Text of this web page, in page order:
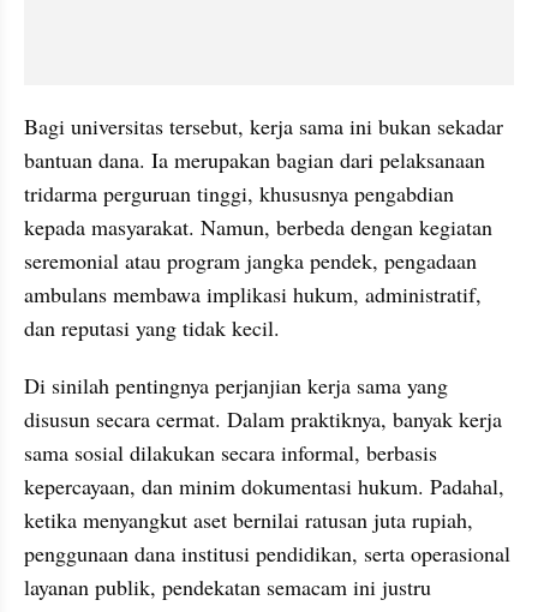
Bagi universitas tersebut, kerja sama ini bukan sekadar
bantuan dana. Ia merupakan bagian dari pelaksanaan
tridarma perguruan tinggi, khususnya pengabdian
kepada masyarakat. Namun, berbeda dengan kegiatan
seremonial atau program jangka pendek, pengadaan
ambulans membawa implikasi hukum, administratif,
dan reputasi yang tidak kecil.
Di sinilah pentingnya perjanjian kerja sama yang
disusun secara cermat. Dalam praktiknya, banyak kerja
sama sosial dilakukan secara informal, berbasis
kepercayaan, dan minim dokumentasi hukum. Padahal,
ketika menyangkut aset bernilai ratusan juta rupiah,
penggunaan dana institusi pendidikan, serta operasional
layanan publik, pendekatan semacam ini justru